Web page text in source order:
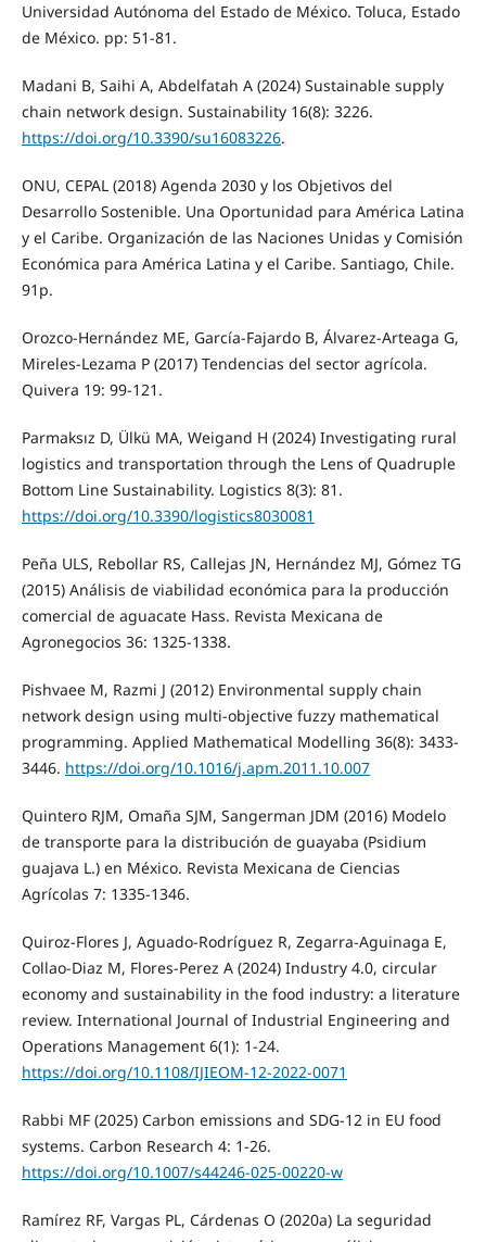
Universidad Autónoma del Estado de México. Toluca, Estado
de México. pp: 51-81.
Madani B, Saihi A, Abdelfatah A (2024) Sustainable supply
chain network design. Sustainability 16(8): 3226.
https://doi.org/10.3390/su16083226.
ONU, CEPAL (2018) Agenda 2030 y los Objetivos del
Desarrollo Sostenible. Una Oportunidad para América Latina
y el Caribe. Organización de las Naciones Unidas y Comisión
Económica para América Latina y el Caribe. Santiago, Chile.
91p.
Orozco-Hernández ME, García-Fajardo B, Álvarez-Arteaga G,
Mireles-Lezama P (2017) Tendencias del sector agrícola.
Quivera 19: 99-121.
Parmaksız D, Ülkü MA, Weigand H (2024) Investigating rural
logistics and transportation through the Lens of Quadruple
Bottom Line Sustainability. Logistics 8(3): 81.
https://doi.org/10.3390/logistics8030081
Peña ULS, Rebollar RS, Callejas JN, Hernández MJ, Gómez TG
(2015) Análisis de viabilidad económica para la producción
comercial de aguacate Hass. Revista Mexicana de
Agronegocios 36: 1325-1338.
Pishvaee M, Razmi J (2012) Environmental supply chain
network design using multi-objective fuzzy mathematical
programming. Applied Mathematical Modelling 36(8): 3433-
3446. https://doi.org/10.1016/j.apm.2011.10.007
Quintero RJM, Omaña SJM, Sangerman JDM (2016) Modelo
de transporte para la distribución de guayaba (Psidium
guajava L.) en México. Revista Mexicana de Ciencias
Agrícolas 7: 1335-1346.
Quiroz-Flores J, Aguado-Rodríguez R, Zegarra-Aguinaga E,
Collao-Diaz M, Flores-Perez A (2024) Industry 4.0, circular
economy and sustainability in the food industry: a literature
review. International Journal of Industrial Engineering and
Operations Management 6(1): 1-24.
https://doi.org/10.1108/IJIEOM-12-2022-0071
Rabbi MF (2025) Carbon emissions and SDG-12 in EU food
systems. Carbon Research 4: 1-26.
https://doi.org/10.1007/s44246-025-00220-w
Ramírez RF, Vargas PL, Cárdenas O (2020a) La seguridad